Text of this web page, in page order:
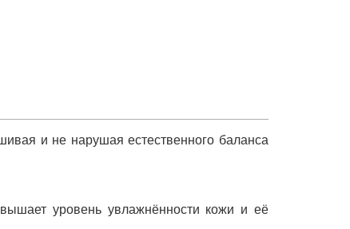
и не нарушая естественного баланса
уровень увлажнённости кожи и её